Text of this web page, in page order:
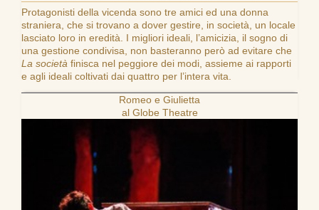
Protagonisti della vicenda sono tre amici ed una donna
straniera, che si trovano a dover gestire, in società, un locale
lasciato loro in eredità. I migliori ideali, l’amicizia, il sogno di
una gestione condivisa, non basteranno però ad evitare che
La società finisca nel peggiore dei modi, assieme ai rapporti
e agli ideali coltivati dai quattro per l’intera vita.
Romeo e Giulietta
al Globe Theatre